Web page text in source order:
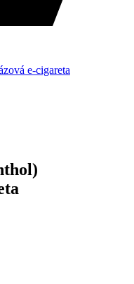
e-cigareta